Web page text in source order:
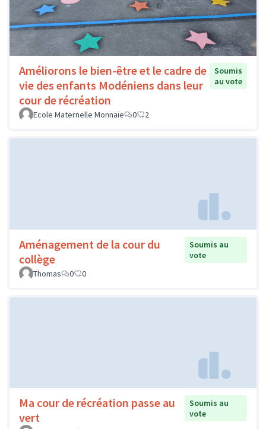
Améliorons le bien-être et le cadre de
vie des enfants Modéniens dans leur
cour de récréation
Soumis
au vote
Ecole Maternelle Monnaie 0 2
Aménagement de la cour du
collège
Soumis au
vote
Thomas
0 0
Ma cour de récréation passe au
vert
Soumis au
vote